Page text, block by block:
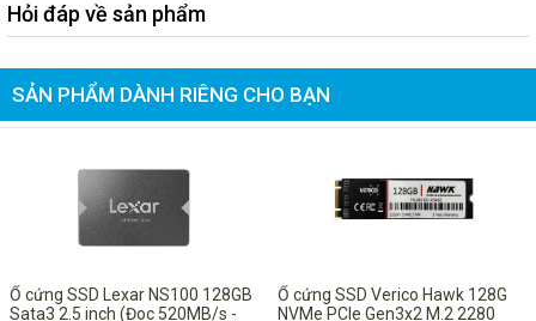
so với HDD
trong môi trường điện áp thấp hơn vì không sử dụng đầu đọc cơ học
giống như ổ HDD để truy cập vào dữ liệu. Kích thước nhỏ hơn, gọn
CHI TIẾT THÊM
Dung lượng lưu trữ: 240 GB
Giao diện kết nối:Sata III 6Gbit/s
Hỏi đáp về sản phẩm
SẢN PHẨM DÀNH RIÊNG CHO BẠN
Ổ cứng SSD Lexar NS100 128GB
Sata3 2.5 inch (Đoc 520MB/s -
Ổ cứng SSD Verico Hawk 128G
NVMe PCIe Gen3x2 M.2 2280